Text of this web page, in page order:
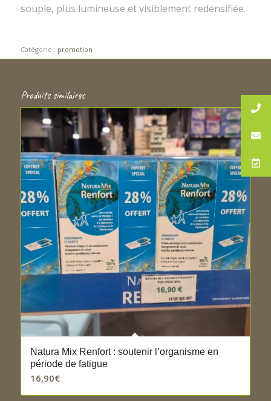
souple, plus lumineuse et visiblement redensifiée.
Catégorie : promotion
Produits similaires
Natura Mix Renfort : soutenir l’organisme en
période de fatigue
16,90€